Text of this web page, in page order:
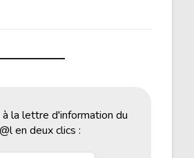
à la lettre d'information du
en deux clics :